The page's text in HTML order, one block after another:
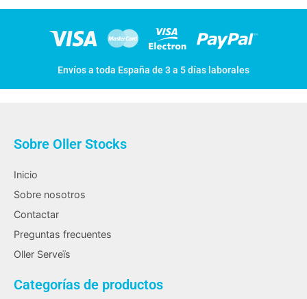
Envíos a toda España de 3 a 5 días laborales
Sobre Oller Stocks
Inicio
Sobre nosotros
Contactar
Preguntas frecuentes
Oller Serveïs
Categorías de productos